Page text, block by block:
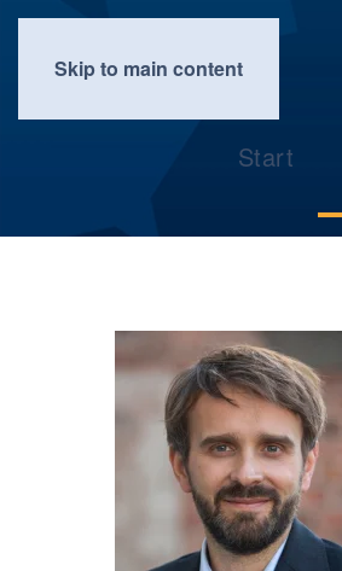
Skip to main content
Start